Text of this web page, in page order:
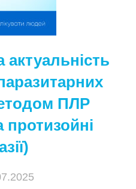
актуальність
ПЛР
протизойні